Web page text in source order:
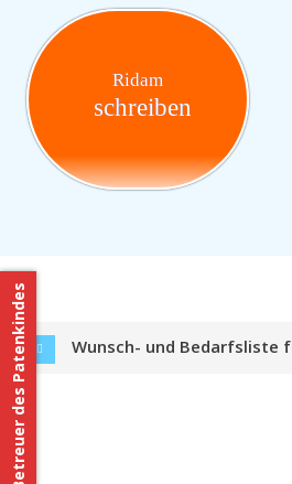
Ridam
schreiben
Wunsch- und Bedarfsliste
Betreuer des Patenkindes